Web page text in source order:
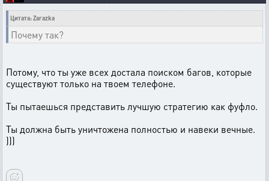
Цитата: Zarazka
Почему так?
Потому, что ты уже всех достала поиском багов, которые
существуют только на твоем телефоне.
Ты пытаешься представить лучшую стратегию как фуфло.
Ты должна быть уничтожена полностью и навеки вечные.
)))